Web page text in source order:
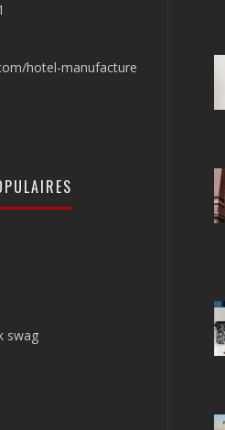
hotel-manufacture
swag